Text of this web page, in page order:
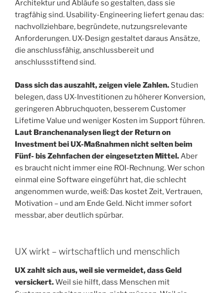
Architektur und Abläufe so gestalten, dass sie
tragfähig sind. Usability-Engineering liefert genau das:
nachvollziehbare, begründete, nutzungsrelevante
Anforderungen. UX-Design gestaltet daraus Ansätze,
die anschlussfähig, anschlussbereit und
anschlussstiftend sind.
Dass sich das auszahlt, zeigen viele Zahlen. Studien
belegen, dass UX-Investitionen zu höherer Konversion,
geringeren Abbruchquoten, besserem Customer
Lifetime Value und weniger Kosten im Support führen.
Laut Branchenanalysen liegt der Return on
Investment bei UX-Maßnahmen nicht selten beim
Fünf- bis Zehnfachen der eingesetzten Mittel.Aber
es braucht nicht immer eine ROI-Rechnung. Wer schon
einmal eine Software eingeführt hat, die schlecht
angenommen wurde, weiß: Das kostet Zeit, Vertrauen,
Motivation – und am Ende Geld. Nicht immer sofort
messbar, aber deutlich spürbar.
UX wirkt – wirtschaftlich und menschlich
UX zahlt sich aus, weil sie vermeidet, dass Geld
versickert.Weil sie hilft, dass Menschen mit